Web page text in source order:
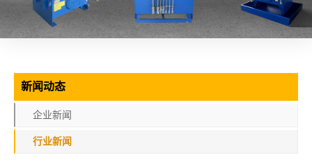
新闻动态
企业新闻
行业新闻